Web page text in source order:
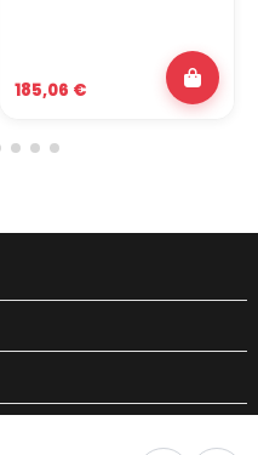
185,06 €